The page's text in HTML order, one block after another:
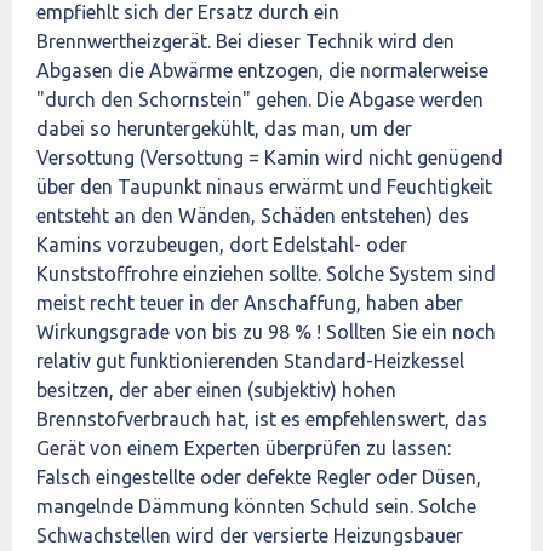
empfiehlt sich der Ersatz durch ein
Brennwertheizgerät. Bei dieser Technik wird den
Abgasen die Abwärme entzogen, die normalerweise
"durch den Schornstein" gehen. Die Abgase werden
dabei so heruntergekühlt, das man, um der
Versottung (Versottung = Kamin wird nicht genügend
über den Taupunkt ninaus erwärmt und Feuchtigkeit
entsteht an den Wänden, Schäden entstehen) des
Kamins vorzubeugen, dort Edelstahl- oder
Kunststoffrohre einziehen sollte. Solche System sind
meist recht teuer in der Anschaffung, haben aber
Wirkungsgrade von bis zu 98 % ! Sollten Sie ein noch
relativ gut funktionierenden Standard-Heizkessel
besitzen, der aber einen (subjektiv) hohen
Brennstofverbrauch hat, ist es empfehlenswert, das
Gerät von einem Experten überprüfen zu lassen:
Falsch eingestellte oder defekte Regler oder Düsen,
mangelnde Dämmung könnten Schuld sein. Solche
Schwachstellen wird der versierte Heizungsbauer